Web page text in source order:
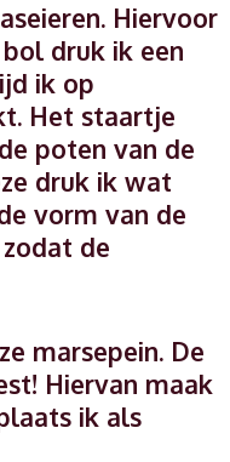
Hiervoor
druk ik een
ik op
Het staartje
poten van de
druk ik wat
vorm van de
de
marsepein. De
Hiervan maak
ik als